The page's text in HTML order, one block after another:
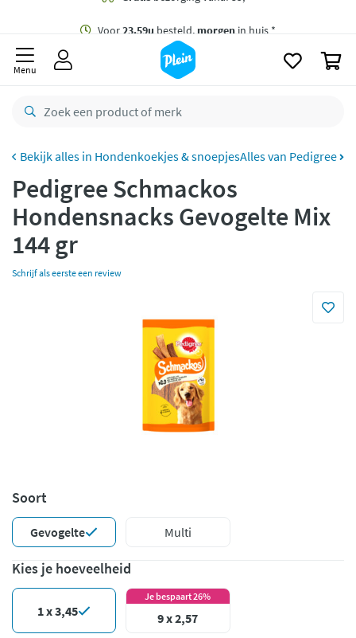
besteld,
retourneren
CO2 neutraal bezorgd
Betaal met Klarna
Menu
Hondenkoekjes & snoepjesAlles van Pedigree
Pedigree Schmackos
Hondensnacks Gevogelte Mix
144 gr
Schrijf als eerste een review
Soort
Gevogelte Multi
Kies je hoeveelheid
1 x 3,45
Je bespaart 26%
9 x 2,57